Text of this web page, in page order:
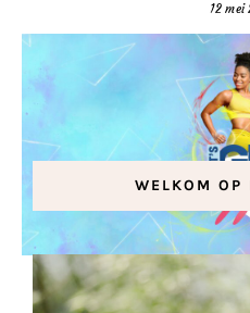
12 mei
Word fit met
WELKOM OP